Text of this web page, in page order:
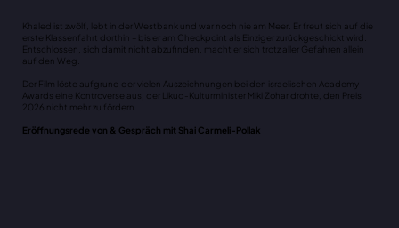
Khaled ist zwölf, lebt in der Westbank und war noch nie am Meer. Er freut sich auf die
erste Klassenfahrt dorthin – bis er am Checkpoint als Einziger zurückgeschickt wird.
Entschlossen, sich damit nicht abzufinden, macht er sich trotz aller Gefahren allein
auf den Weg.
Der Film löste aufgrund der vielen Auszeichnungen bei den israelischen Academy
Awards eine Kontroverse aus, der Likud-Kulturminister Miki Zohar drohte, den Preis
2026 nicht mehr zu fördern.
Eröffnungsrede von & Gespräch mit Shai Carmeli-Pollak